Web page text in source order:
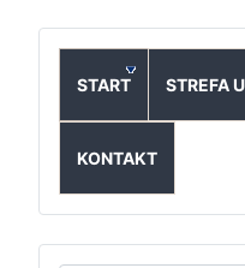
START STREFA
KONTAKT